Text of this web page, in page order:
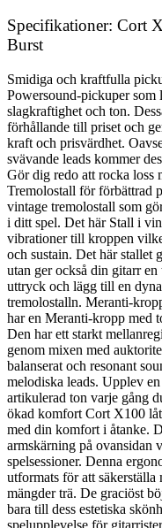
Specifikationer: Cort
Burst
Smidiga och kraftfulla
Powersound-pickuper som
slagkraftighet och ton.
förhållande till priset och
kraft och prisvärdhet.
svävande leads kommer
Gör dig redo att rocka
Tremolostall för förbättrad
vintage tremolostall som
i ditt spel. Det här Stall i
vibrationer till kroppen
och sustain. Det här stallet
utan ger också din gitarr
uttryck och lägg till en
tremolostalln. Meranti-
har en Meranti-kropp med
Den har ett starkt
genom mixen med
balanserat och resonant
melodiska leads. Upplev
artikulerad ton varje gång
ökad komfort Cort X100
med din komfort i åtanke.
armskärning på ovansidan
spelsessioner. Denna
utformats för att
mängder trä. De graciöst
bara till dess estetiska
spelupplevelse för